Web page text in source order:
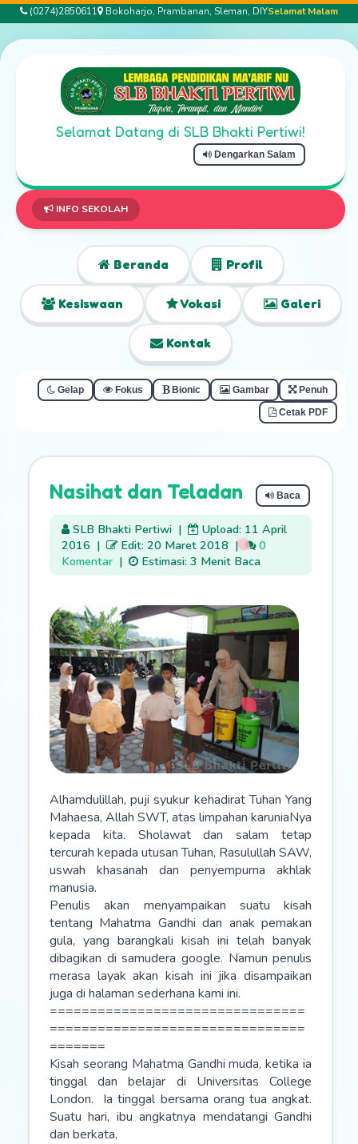
(0274)2850611 Bokoharjo, Prambanan, Sleman, DIYSelamat Malam
Selamat Datang di SLB Bhakti Pertiwi!
Dengarkan Salam
INFO SEKOLAH
Beranda Profil
Kesiswaan Vokasi Galeri
Kontak
Gelap Fokus Bionic Gambar
Penuh
Cetak PDF
Nasihat dan Teladan Baca
SLB Bhakti Pertiwi |
Upload: 11 April
2016 | Edit: 20 Maret 2018 |
0
Komentar | Estimasi: 3 Menit Baca
Alhamdulillah, puji syukur kehadirat Tuhan Yang
Mahaesa, Allah SWT, atas limpahan karuniaNya
kepada kita. Sholawat dan salam tetap
tercurah kepada utusan Tuhan, Rasulullah SAW,
uswah khasanah dan penyempurna akhlak
manusia.
Penulis akan menyampaikan suatu kisah
tentang Mahatma Gandhi dan anak pemakan
gula, yang barangkali kisah ini telah banyak
dibagikan di samudera google. Namun penulis
merasa layak akan kisah ini jika disampaikan
juga di halaman sederhana kami ini.
================================
================================
=======
Kisah seorang Mahatma Gandhi muda, ketika ia
tinggal dan belajar di Universitas College
London. Ia tinggal bersama orang tua angkat.
Suatu hari, ibu angkatnya mendatangi Gandhi
dan berkata,